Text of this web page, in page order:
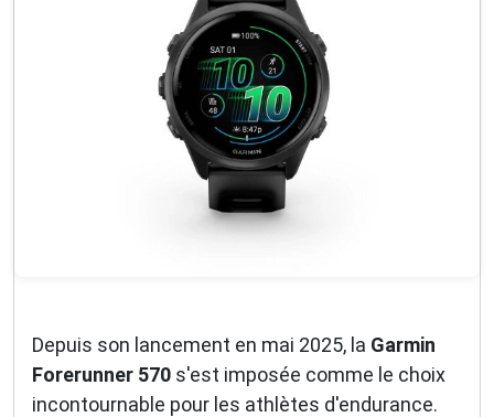
Depuis son lancement en mai 2025, la Garmin
Forerunner 570 s'est imposée comme le choix
incontournable pour les athlètes d'endurance.